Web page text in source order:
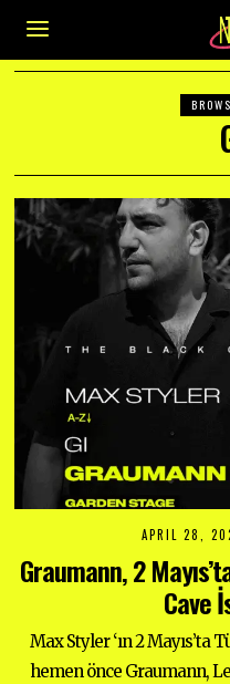
APRIL 28,
Graumann, 2
Cave
Max Styler ‘ın 2
hemen önce Graumann,